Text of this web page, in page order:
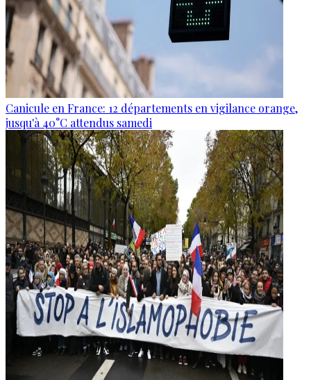
Canicule en France: 12 départements en vigilance orange,
jusqu'à 40°C attendus samedi